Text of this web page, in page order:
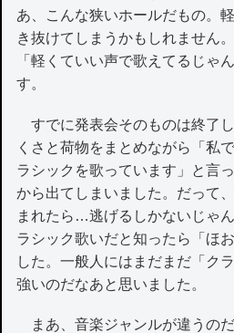
あ、こんな狭いホールだもの。
き抜けてしまうかもしれません
「軽くていい声で歌えてるじゃ
す。
すでに発表会そのものは終了
くさと荷物をまとめながら「私
ラシックを歌っています」と言
から出てしまいました。だって
まれたら…逃げるしかないじゃ
ラシック歌いだと知ったら「ほ
した。一般人にはまだまだ「ク
強いのだなあと思いました。
まあ、音楽ジャンルが違うの